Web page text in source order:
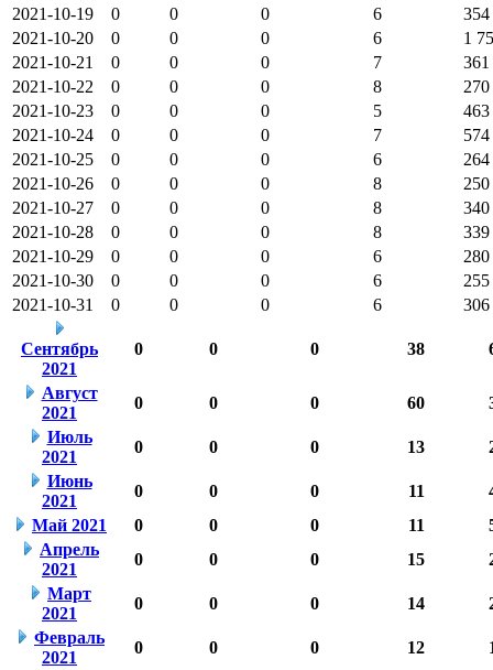
2021-10-19
0 0 0 6
354
2021-10-20
0 0 0 6
1
2021-10-21
0 0 0 7
361
2021-10-22
0 0 0 8
270
2021-10-23
0 0 0 5
463
2021-10-24
0 0 0 7
574
2021-10-25
0 0 0 6
264
2021-10-26
0 0 0 8
250
2021-10-27
0 0 0 8
340
2021-10-28
0 0 0 8
339
2021-10-29
0 0 0 6
280
2021-10-30
0 0 0 6
255
2021-10-31
0 0 0 6 306
Сентябрь
2021
0 0 0 38
Август
2021
0 0 0 60
Июль
2021
0 0 0 13
Июнь
2021
0 0 0 11
Май 2021
0 0 0 11
Апрель
2021
0 0 0 15
Март
2021
0 0 0 14
Февраль
2021
0 0 0 12